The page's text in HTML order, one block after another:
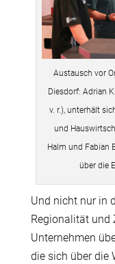
Austausch vor
Diesdorf: Adrian
v. r.), unterhält
und
Halm und Fabian
über die
Und nicht nur in
Regionalität und
Unternehmen
die sich über die